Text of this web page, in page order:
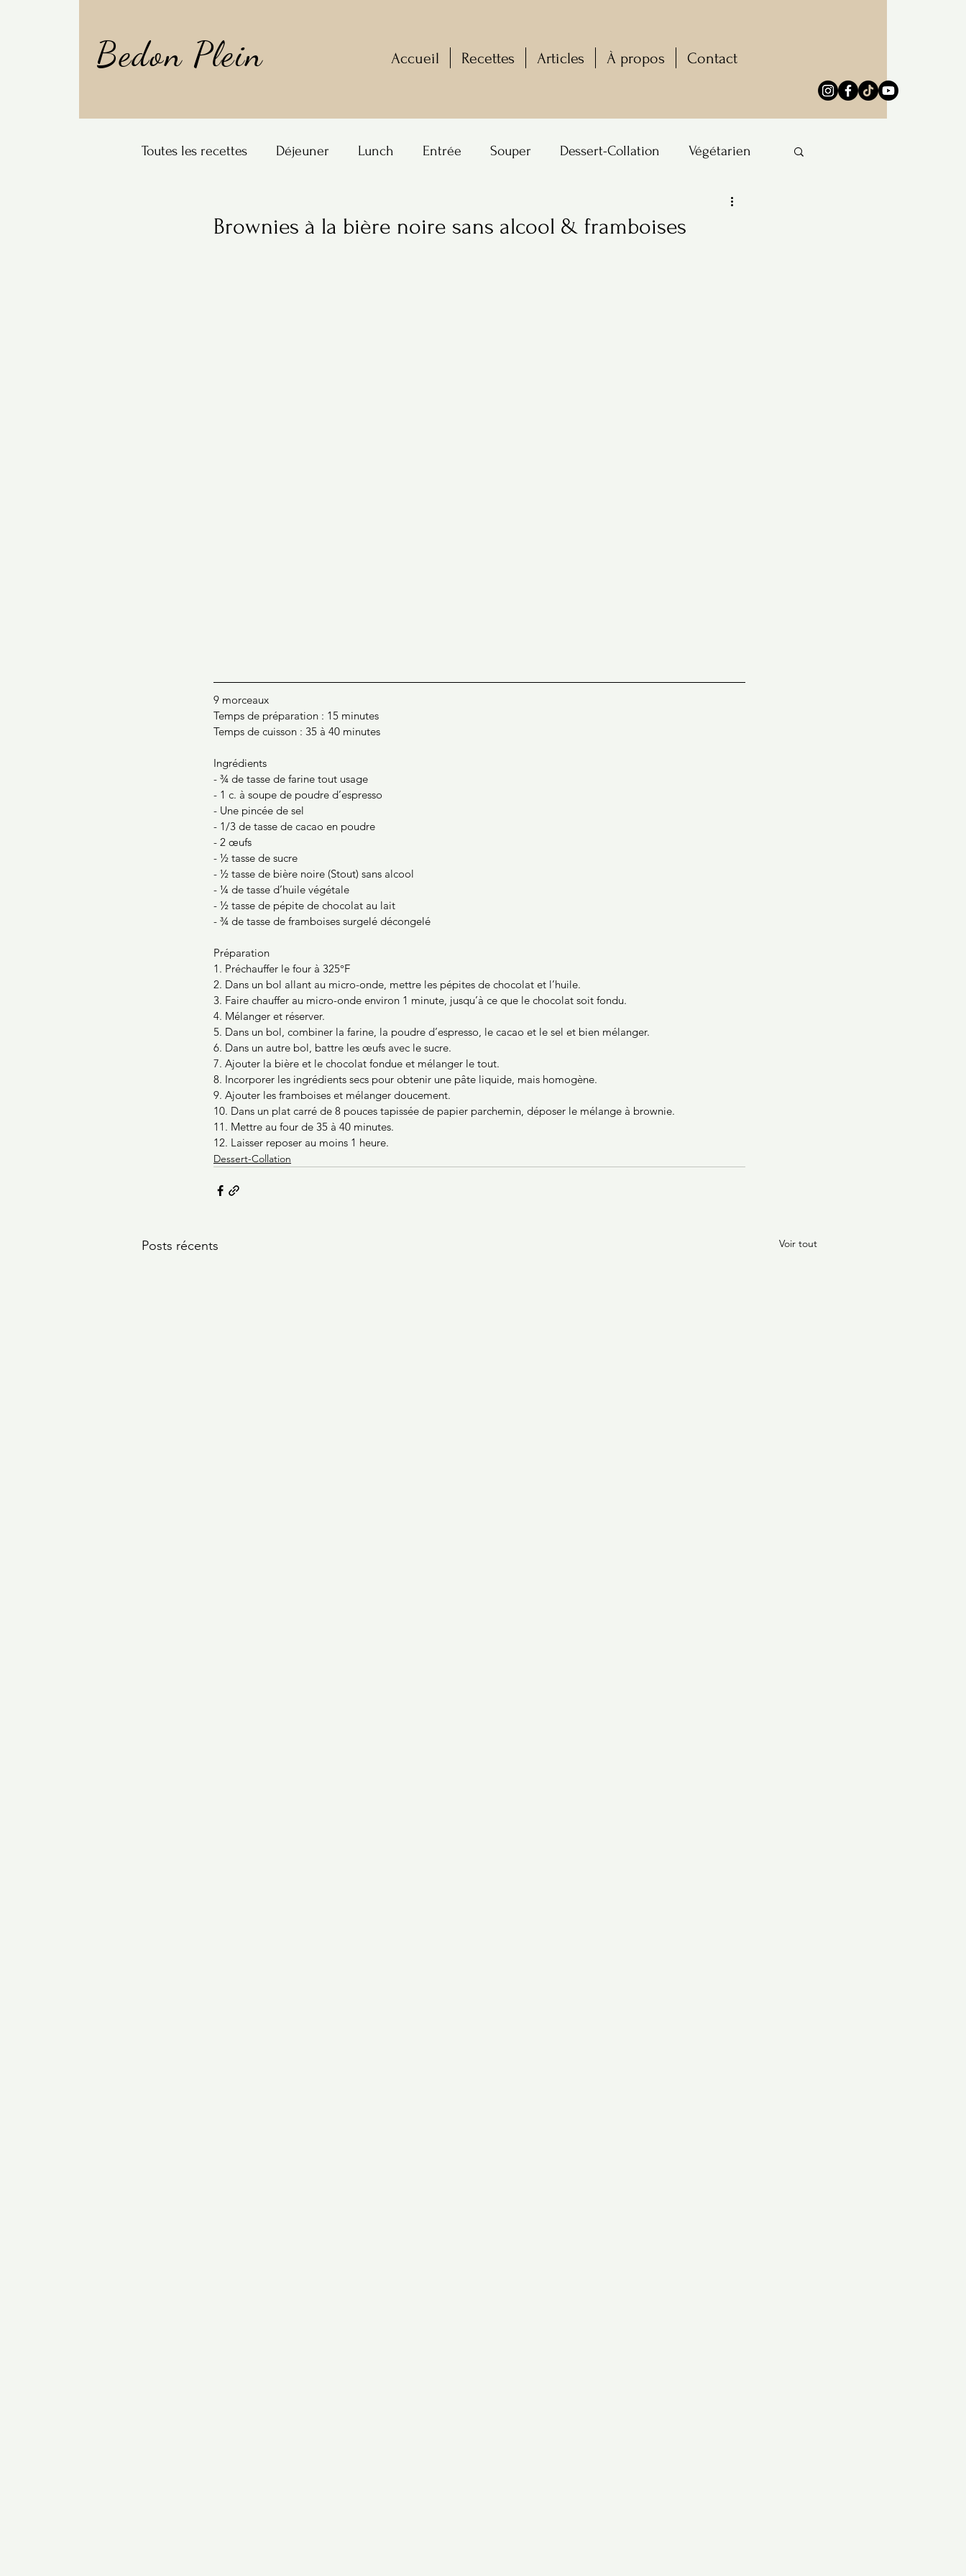
Bedon Plein Accueil Recettes Articles À propos Contact
Toutes les recettes Déjeuner Lunch Entrée Souper Dessert-Collation Végétarien
Brownies à la bière noire sans alcool & framboises
9 morceaux
Temps de préparation : 15 minutes
Temps de cuisson : 35 à 40 minutes
Ingrédients
- ¾ de tasse de farine tout usage
- 1 c. à soupe de poudre d’espresso
- Une pincée de sel
- 1/3 de tasse de cacao en poudre
- 2 œufs
- ½ tasse de sucre
- ½ tasse de bière noire (Stout) sans alcool
- ¼ de tasse d’huile végétale
- ½ tasse de pépite de chocolat au lait
- ¾ de tasse de framboises surgelé décongelé
Préparation
1. Préchauffer le four à 325°F
2. Dans un bol allant au micro-onde, mettre les pépites de chocolat et l’huile.
3. Faire chauffer au micro-onde environ 1 minute, jusqu’à ce que le chocolat soit fondu.
4. Mélanger et réserver.
5. Dans un bol, combiner la farine, la poudre d’espresso, le cacao et le sel et bien mélanger.
6. Dans un autre bol, battre les œufs avec le sucre.
7. Ajouter la bière et le chocolat fondue et mélanger le tout.
8. Incorporer les ingrédients secs pour obtenir une pâte liquide, mais homogène.
9. Ajouter les framboises et mélanger doucement.
10. Dans un plat carré de 8 pouces tapissée de papier parchemin, déposer le mélange à brownie.
11. Mettre au four de 35 à 40 minutes.
12. Laisser reposer au moins 1 heure.
Dessert-Collation
Posts récents Voir tout